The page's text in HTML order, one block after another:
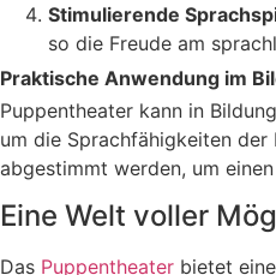
Stimulierende
so die Freude am
Praktische Anwendung im
Puppentheater kann in
um die Sprachfähigkeiten
abgestimmt werden, um
Eine Welt voller
Das Puppentheater bietet